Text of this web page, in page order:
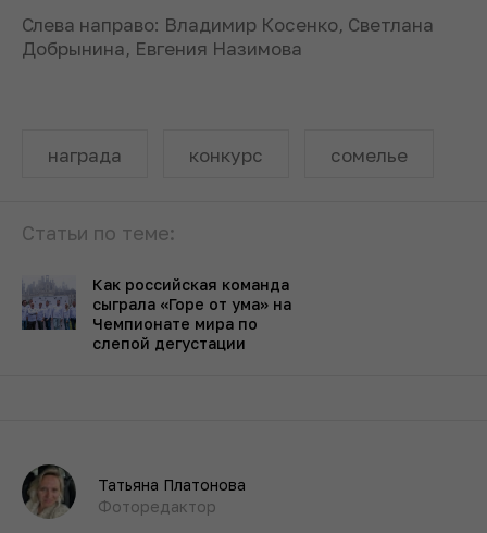
Слева направо: Владимир Косенко, Светлана
Добрынина, Евгения Назимова
награда конкурс сомелье
Статьи по теме:
Как российская команда
сыграла «Горе от ума» на
Чемпионате мира по
слепой дегустации
Татьяна Платонова
Фоторедактор